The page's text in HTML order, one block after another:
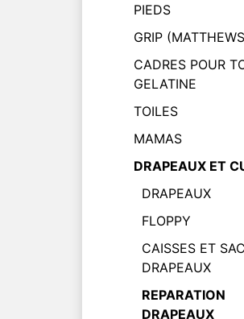
PIEDS
GRIP
CADRES POUR
GELATINE
TOILES
MAMAS
DRAPEAUX ET
DRAPEAUX
FLOPPY
CAISSES ET
DRAPEAUX
REPARATION
DRAPEAUX